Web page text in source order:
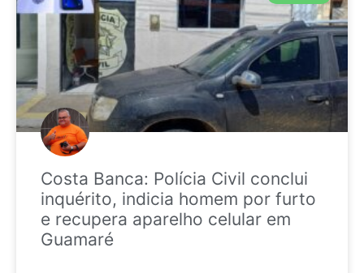
Costa Banca: Polícia Civil conclui
inquérito, indicia homem por furto
e recupera aparelho celular em
Guamaré